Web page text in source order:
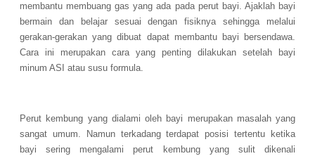
membantu membuang gas yang ada pada perut bayi. Ajaklah bayi
bermain dan belajar sesuai dengan fisiknya sehingga melalui
gerakan-gerakan yang dibuat dapat membantu bayi bersendawa.
Cara ini merupakan cara yang penting dilakukan setelah bayi
minum ASI atau susu formula.
Perut kembung yang dialami oleh bayi merupakan masalah yang
sangat umum. Namun terkadang terdapat posisi tertentu ketika
bayi sering mengalami perut kembung yang sulit dikenali